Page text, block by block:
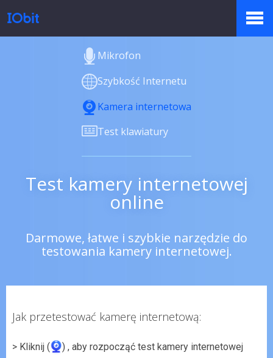
Mikrofon
Szybkość Internetu
Kamera internetowa
Test klawiatury
Test kamery internetowej
online
Darmowe, łatwe i szybkie narzędzie do
testowania kamery internetowej.
Jak przetestować kamerę internetową:
> Kliknij ( ) , aby rozpocząć test kamery internetowej